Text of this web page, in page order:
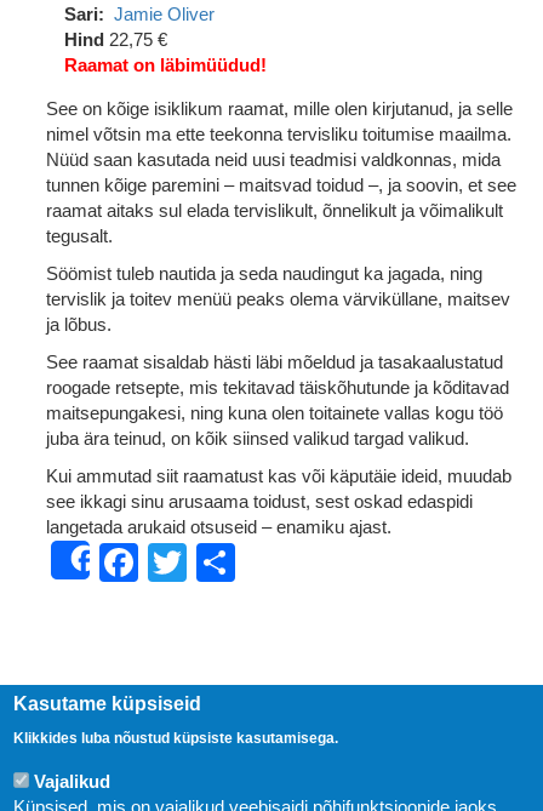
Sari
Jamie Oliver
Hind 22,75 €
Raamat on läbimüüdud!
See on kõige isiklikum raamat, mille olen kirjutanud, ja selle
nimel võtsin ma ette teekonna tervisliku toitumise maailma.
Nüüd saan kasutada neid uusi teadmisi valdkonnas, mida
tunnen kõige paremini – maitsvad toidud –, ja soovin, et see
raamat aitaks sul elada tervislikult, õnnelikult ja võimalikult
tegusalt.
Söömist tuleb nautida ja seda naudingut ka jagada, ning
tervislik ja toitev menüü peaks olema värviküllane, maitsev
ja lõbus.
See raamat sisaldab hästi läbi mõeldud ja tasakaalustatud
roogade retsepte, mis tekitavad täiskõhutunde ja kõditavad
maitsepungakesi, ning kuna olen toitainete vallas kogu töö
juba ära teinud, on kõik siinsed valikud targad valikud.
Kui ammutad siit raamatust kas või käputäie ideid, muudab
see ikkagi sinu arusaama toidust, sest oskad edaspidi
langetada arukaid otsuseid – enamiku ajast.
ShareFacebook
Twitter
Kasutame küpsiseid
Klikkides luba nõustud küpsiste kasutamisega.
Vajalikud
Küpsised, mis on vajalikud veebisaidi põhifunktsioonide jaoks